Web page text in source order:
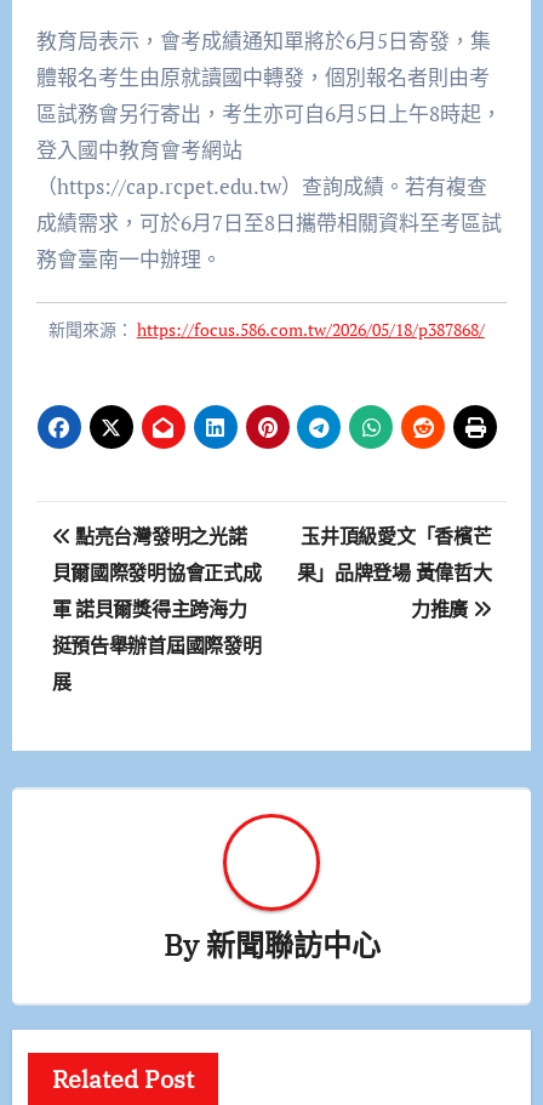
教育局表示，會考成績通知單將於6月5日寄發，集
體報名考生由原就讀國中轉發，個別報名者則由考
區試務會另行寄出，考生亦可自6月5日上午8時起，
登入國中教育會考網站
（https://cap.rcpet.edu.tw）查詢成績。若有複查
成績需求，可於6月7日至8日攜帶相關資料至考區試
務會臺南一中辦理。
新聞來源： https://focus.586.com.tw/2026/05/18/p387868/
文
章
導
覽
點亮台灣發明之光諾
貝爾國際發明協會正式成
軍 諾貝爾獎得主跨海力
挺預告舉辦首屆國際發明
展
玉井頂級愛文「香檳芒
果」品牌登場 黃偉哲大
力推廣
By新聞聯訪中心
Related Post